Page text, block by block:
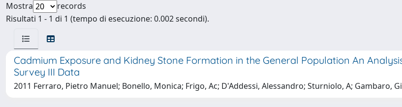
Mostra
records
Risultati 1 - 1 di 1 (tempo di esecuzione: 0.002 secondi).
Cadmium Exposure and Kidney Stone Formation in the General Population An
Survey III Data
2011 Ferraro, Pietro Manuel; Bonello, Monica; Frigo, Ac; D'Addessi, Alessandro; Sturniolo, A; Gambaro,